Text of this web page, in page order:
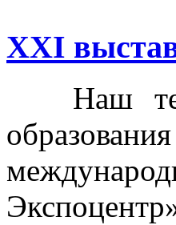
ХХI
Наш